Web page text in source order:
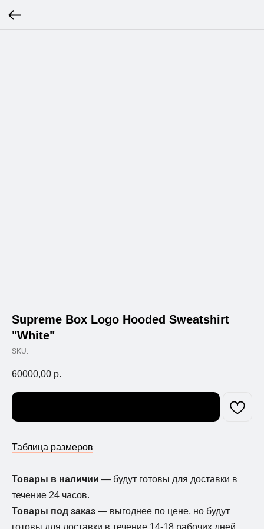
Supreme Box Logo Hooded Sweatshirt
"White"
SKU:
60000,00 р.
Таблица размеров
Товары в наличии — будут готовы для доставки в
течение 24 часов.
Товары под заказ — выгоднее по цене, но будут